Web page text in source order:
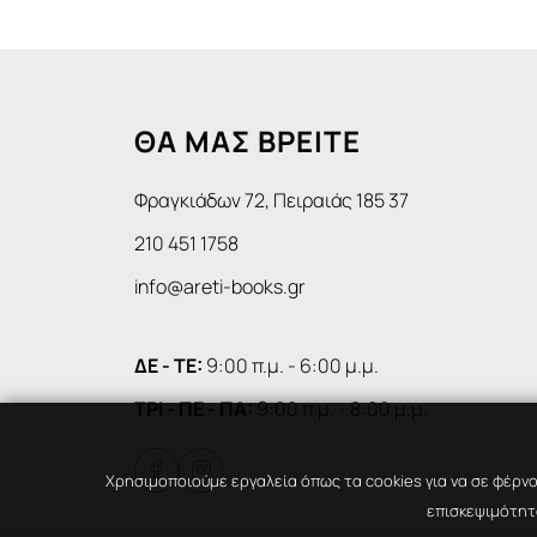
ΘΑ ΜΑΣ ΒΡΕΙΤΕ
Φραγκιάδων 72, Πειραιάς 185 37
210 451 1758
info@areti-books.gr
ΔΕ - ΤΕ: 9:00 π.μ. - 6:00 μ.μ.
ΤΡΙ - ΠΕ - ΠΑ:9:00 π.μ. - 8:00 μ.μ.

Χρησιμοποιούμε εργαλεία όπως τα cookies για να σε